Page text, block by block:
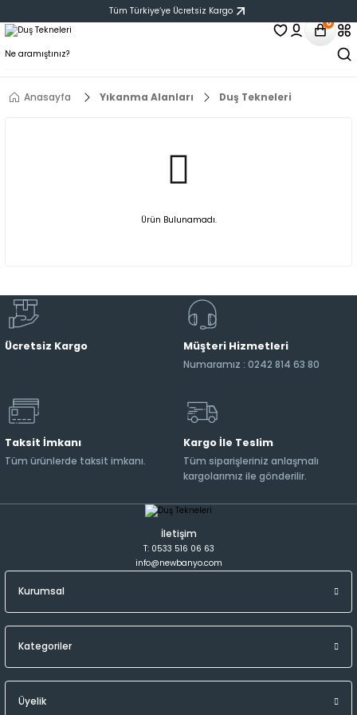
Tüm Türkiye‘ye Ücretsiz Kargo
0
Anasayfa Yıkanma Alanları Duş Tekneleri
Ürün Bulunamadı.
Ücretsiz Kargo Müşteri Hizmetleri
Numaramız : 0242 814 63 80
Taksit İmkanı
Tüm ürünlerde taksit imkanı.
Kargo İle Teslim
Tüm siparişleriniz anlaşmalı
kargolarımız ile gönderilir.
İletişim
T: 0533 516 06 63
info@newbanyo.com
Kurumsal
Kategoriler
Üyelik